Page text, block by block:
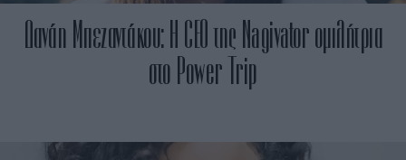
Δανάη Μπεζαντάκου: Η CEO της Nagivator ομιλήτρια
στο Power Trip